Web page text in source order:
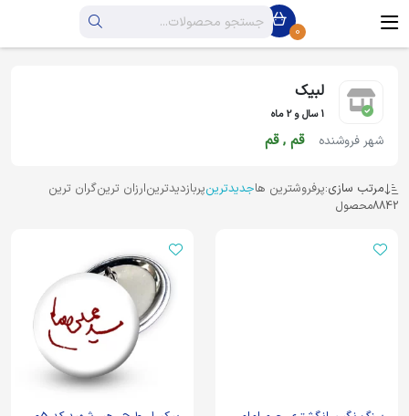
0
لبیک
1 سال و 2 ماه
شهر فروشنده قم , قم
مرتب سازی:پرفروشترین هاجدیدترینپربازدیدترینارزان ترینگران ترین
8842محصول